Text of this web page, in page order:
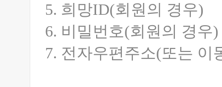
5. 희망ID(회원의 경우)
6. 비밀번호(회원의 경우)
7. 전자우편주소(또는 이